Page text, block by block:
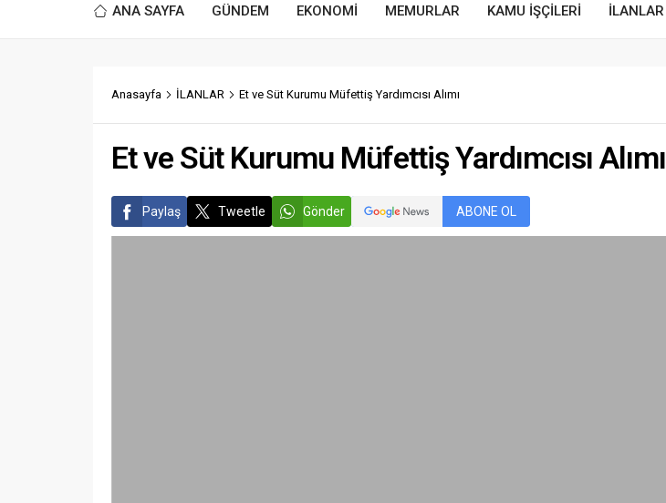
ANA SAYFA GÜNDEM EKONOMİ MEMURLAR KAMU İŞÇİLERİ İLANLAR
Anasayfa İLANLAR Et ve Süt Kurumu Müfettiş Yardımcısı Alımı
Et ve Süt Kurumu Müfettiş Yardımcısı Alımı
Paylaş Tweetle Gönder ABONE OL